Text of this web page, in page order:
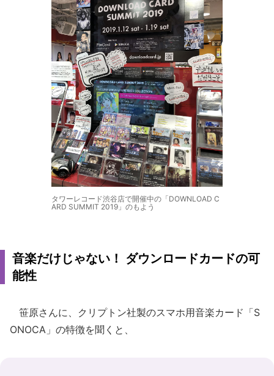
タワーレコード渋谷店で開催中の「DOWNLOAD C
ARD SUMMIT 2019」のもよう
音楽だけじゃない！ ダウンロードカードの可
能性
笹原さんに、クリプトン社製のスマホ用音楽カード「S
ONOCA」の特徴を聞くと、